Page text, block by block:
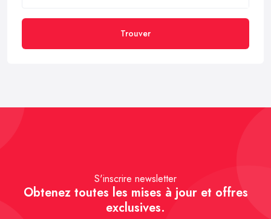
Trouver
S'inscrire newsletter
Obtenez toutes les mises à jour et offres
exclusives.